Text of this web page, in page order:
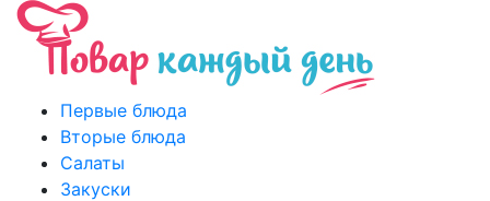
Первые блюда
Вторые блюда
Салаты
Закуски